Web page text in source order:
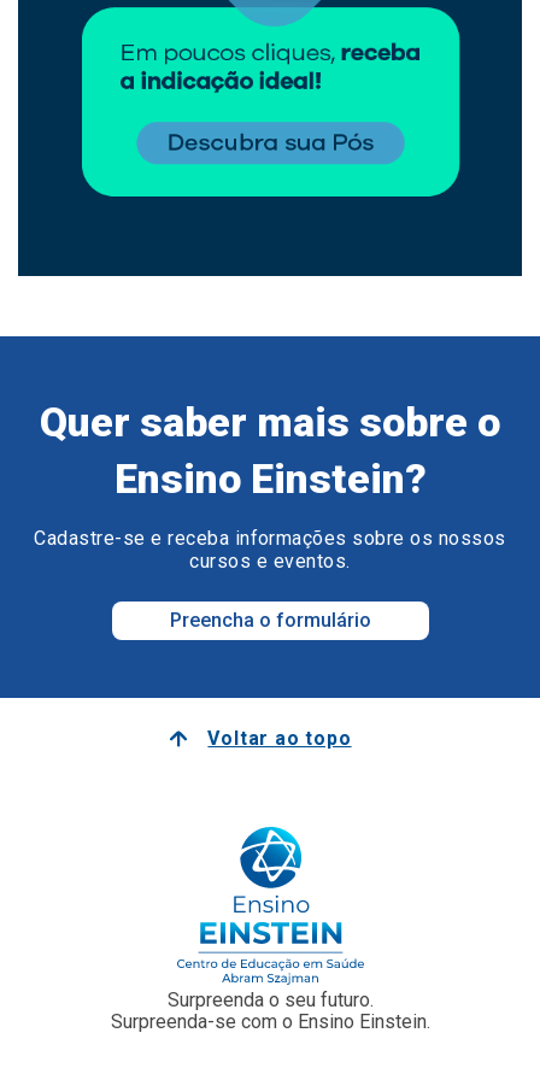
Quer saber mais sobre o
Ensino Einstein?
Cadastre-se e receba informações sobre os nossos
cursos e eventos.
Preencha o formulário
Voltar ao topo
Surpreenda o seu futuro.
Surpreenda-se com o Ensino Einstein.